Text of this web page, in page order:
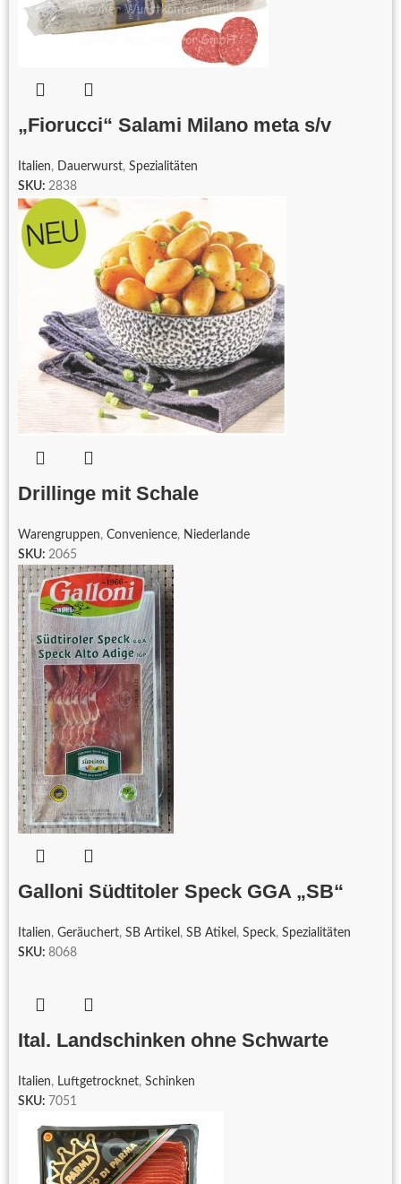
„Fiorucci“ Salami Milano meta s/v
Italien, Dauerwurst, Spezialitäten
SKU: 2838
Drillinge mit Schale
Warengruppen, Convenience, Niederlande
SKU: 2065
Galloni Südtitoler Speck GGA „SB“
Italien, Geräuchert, SB Artikel , SB Atikel , Speck, Spezialitäten
SKU: 8068
Ital. Landschinken ohne Schwarte
Italien, Luftgetrocknet, Schinken
SKU: 7051